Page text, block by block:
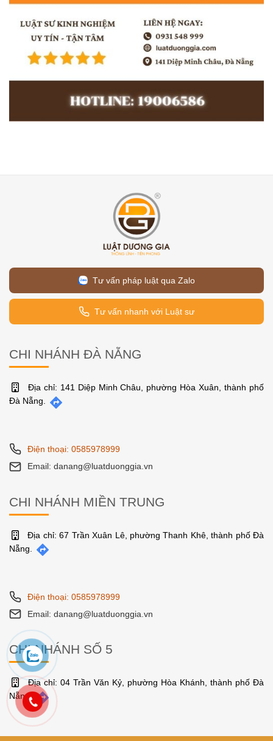
Tư vấn pháp luật qua Zalo
Tư vấn nhanh với Luật sư
CHI NHÁNH ĐÀ NẴNG
Địa chỉ: 141 Diệp Minh Châu, phường Hòa Xuân, thành phố
Đà Nẵng.
Điện thoại: 0585978999
Email: danang@luatduonggia.vn
CHI NHÁNH MIỀN TRUNG
Địa chỉ: 67 Trần Xuân Lê, phường Thanh Khê, thành phố Đà
Nẵng.
Điện thoại: 0585978999
Email: danang@luatduonggia.vn
CHI NHÁNH SỐ 5
Địa chỉ: 04 Trần Văn Kỷ, phường Hòa Khánh, thành phố Đà
Nẵng.